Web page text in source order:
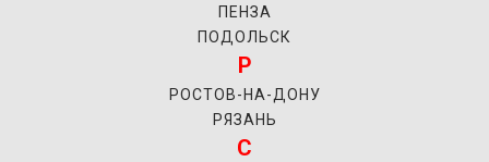
ПЕНЗА
ПОДОЛЬСК
Р
РОСТОВ-НА-ДОНУ
РЯЗАНЬ
С